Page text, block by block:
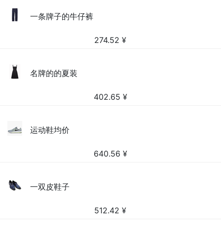
一条牌子的牛仔裤
274.52 ¥
名牌的的夏装
402.65 ¥
运动鞋均价
640.56 ¥
一双皮鞋子
512.42 ¥